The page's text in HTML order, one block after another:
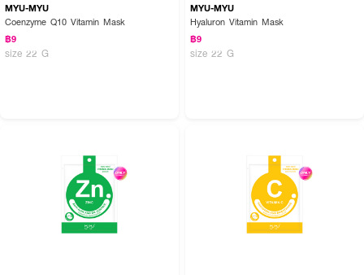
MYU-MYU
Coenzyme Q10 Vitamin Mask
฿9
size 22 G
MYU-MYU
Hyaluron Vitamin Mask
฿9
size 22 G